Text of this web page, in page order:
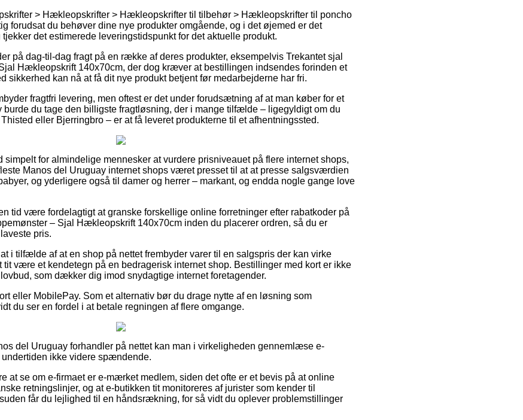
> Hækleopskrifter > Hækleopskrifter til tilbehør > Hækleopskrifter til poncho
forudsat du behøver dine nye produkter omgående, og i det øjemed er det
det estimerede leveringstidspunkt for det aktuelle produkt.
på dag-til-dag fragt på en række af deres produkter, eksempelvis Trekantet sjal
Hækleopskrift 140x70cm, der dog kræver at bestillingen indsendes forinden et
sikkerhed kan nå at få dit nye produkt betjent før medarbejderne har fri.
fragtfri levering, men oftest er det under forudsætning af at man køber for et
burde du tage den billigste fragtløsning, der i mange tilfælde – ligegyldigt om du
eller Bjerringbro – er at få leveret produkterne til et afhentningssted.
simpelt for almindelige mennesker at vurdere prisniveauet på flere internet shops,
Manos del Uruguay internet shops været presset til at at presse salgsværdien
og yderligere også til damer og herrer – markant, og endda nogle gange love
tid være fordelagtigt at granske forskellige online forretninger efter rabatkoder på
– Sjal Hækleopskrift 140x70cm inden du placerer ordren, så du er
pris.
i tilfælde af at en shop på nettet frembyder varer til en salgspris der kan virke
tit være et kendetegn på en bedragerisk internet shop. Bestillinger med kort er ikke
som dækker dig imod snydagtige internet foretagender.
eller MobilePay. Som et alternativ bør du drage nytte af en løsning som
du ser en fordel i at betale regningen af flere omgange.
del Uruguay forhandler på nettet kan man i virkeligheden gennemlæse e-
ikke videre spændende.
at se om e-firmaet er e-mærket medlem, siden det ofte er et bevis på at online
retningslinjer, og at e-butikken tit monitoreres af jurister som kender til
får du lejlighed til en håndsrækning, for så vidt du oplever problemstillinger